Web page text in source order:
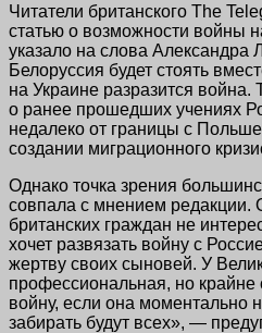
Читатели британского The
статью о возможности войны
указало на слова Александра
Белоруссия будет стоять
на Украине разразится
о ранее прошедших учениях
недалеко от границы с
создании миграционного
Однако точка зрения
совпала с мнением редакции.
британских граждан не
хочет развязать войну с
жертву своих сыновей. У
профессиональная, но
войну, если она моментально
забирать будут всех», —